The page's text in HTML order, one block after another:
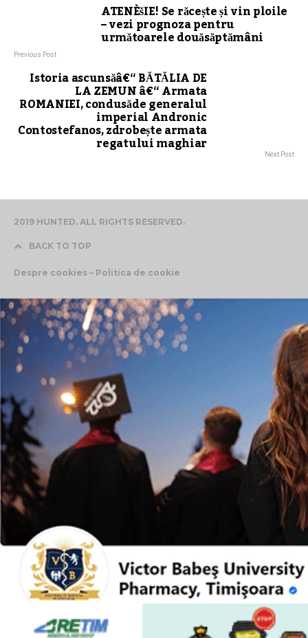
ATENÈšIE! Se răcește și vin ploile
– vezi prognoza pentru
următoarele douăsăptămâni
Previous Post
Istoria ascunsăâ€“ BĂTĂLIA DE
LA ZEMUN â€“ Armata
ROMANIEI, condusăde generalul
imperial Andronic
Contostefanos, zdrobește armata
regatului maghiar Next Post
2019 HUNTED. ALL RIGHTS RESERVED.
BACK TO TOP
Despre cookies – Politica de cookie